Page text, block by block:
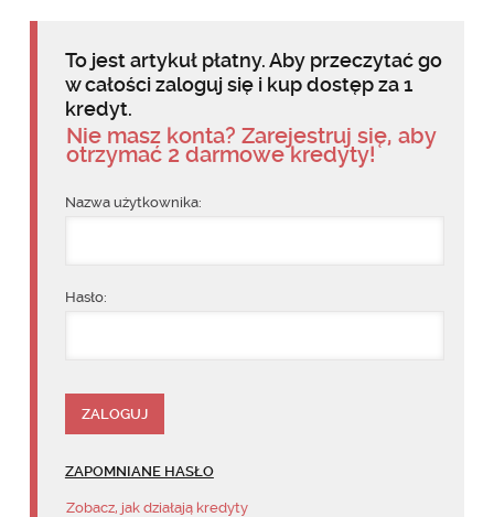
To jest artykuł płatny. Aby przeczytać go
w całości zaloguj się i kup dostęp za 1
kredyt.
Nie masz konta? Zarejestruj się, aby
otrzymać 2 darmowe kredyty!
Nazwa użytkownika:
Hasło:
ZAPOMNIANE HASŁO
Zobacz, jak działają kredyty